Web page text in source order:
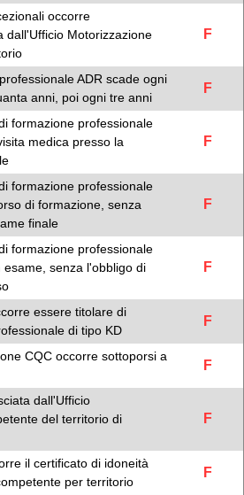
occorre
dall'Ufficio Motorizzazione
F
ADR scade ogni
anni, poi ogni tre anni
F
formazione professionale
medica presso la
F
formazione professionale
di formazione, senza
finale
F
formazione professionale
senza l'obbligo di
F
essere titolare di
di tipo KD
F
CQC occorre sottoporsi a
F
dall'Ufficio
del territorio di
F
il certificato di idoneità
per territorio
F